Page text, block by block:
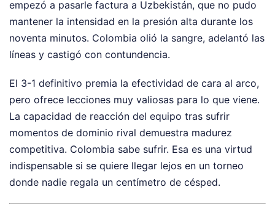
empezó a pasarle factura a Uzbekistán, que no pudo
mantener la intensidad en la presión alta durante los
noventa minutos. Colombia olió la sangre, adelantó las
líneas y castigó con contundencia.
El 3-1 definitivo premia la efectividad de cara al arco,
pero ofrece lecciones muy valiosas para lo que viene.
La capacidad de reacción del equipo tras sufrir
momentos de dominio rival demuestra madurez
competitiva. Colombia sabe sufrir. Esa es una virtud
indispensable si se quiere llegar lejos en un torneo
donde nadie regala un centímetro de césped.